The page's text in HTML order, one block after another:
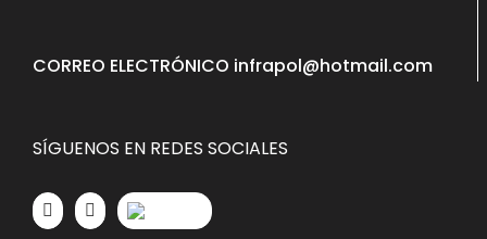
CORREO ELECTRÓNICO infrapol@hotmail.com
SÍGUENOS EN REDES SOCIALES